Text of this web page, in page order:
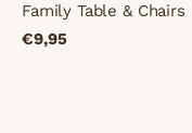
Family Table & Chairs
€9,95